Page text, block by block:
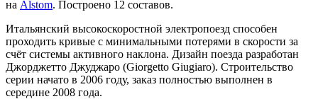
на Alstom. Построено 12 составов.
Итальянский высокоскоростной электропоезд способен
проходить кривые с минимальными потерями в скорости за
счёт системы активного наклона. Дизайн поезда разработан
Джорджетто Джуджаро (Giorgetto Giugiaro). Строительство
серии начато в 2006 году, заказ полностью выполнен в
середине 2008 года.